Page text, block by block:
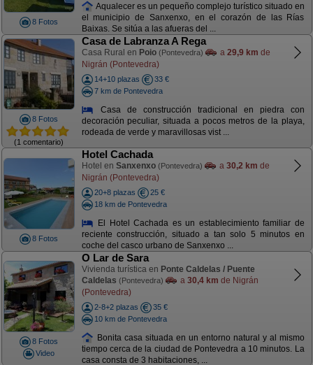
8 Fotos
Aqualecer es un pequeño complejo turístico situado en
el municipio de Sanxenxo, en el corazón de las Rías
Baixas. Se sitúa a las afueras del ...
8 Fotos
(1 comentario)
Casa de Labranza A Rega
Casa Rural en Poio (Pontevedra) a 29,9 km de
Nigrán (Pontevedra)
14+10 plazas
33 €
7 km de Pontevedra
Casa de construcción tradicional en piedra con
decoración peculiar, situada a pocos metros de la playa,
rodeada de verde y maravillosas vist ...
8 Fotos
Hotel Cachada
Hotel en Sanxenxo (Pontevedra) a 30,2 km de
Nigrán (Pontevedra)
20+8 plazas
25 €
18 km de Pontevedra
El Hotel Cachada es un establecimiento familiar de
reciente construcción, situado a tan solo 5 minutos en
coche del casco urbano de Sanxenxo ...
8 Fotos
Video
O Lar de Sara
Vivienda turística en Ponte Caldelas / Puente
Caldelas (Pontevedra) a 30,4 km de Nigrán
(Pontevedra)
2-8+2 plazas
35 €
10 km de Pontevedra
Bonita casa situada en un entorno natural y al mismo
tiempo cerca de la ciudad de Pontevedra a 10 minutos. La
casa consta de 3 habitaciones, ...